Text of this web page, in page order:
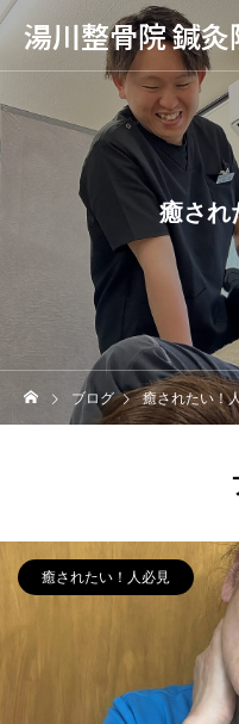
湯川整骨院 鍼
癒され
ブログ 癒されたい！
癒されたい！人必見